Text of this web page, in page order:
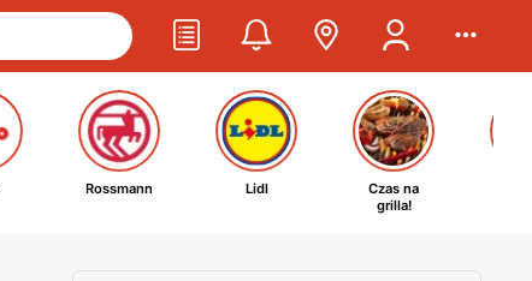
Rossmann Lidl
Czas na
grilla!